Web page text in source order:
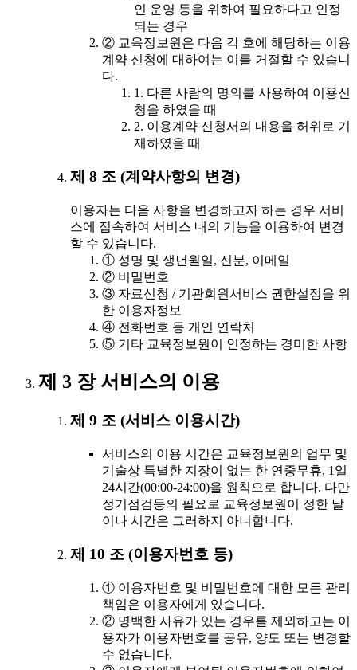
인 운영 등을 위하여 필요하다고 인정
되는 경우
② 교육정보원은 다음 각 호에 해당하는 이용
계약 신청에 대하여는 이를 거절할 수 있습니
다.
1. 다른 사람의 명의를 사용하여 이용신
청을 하였을 때
2. 이용계약 신청서의 내용을 허위로 기
재하였을 때
제 8 조 (계약사항의 변경)
이용자는 다음 사항을 변경하고자 하는 경우 서비
스에 접속하여 서비스 내의 기능을 이용하여 변경
할 수 있습니다.
① 성명 및 생년월일, 신분, 이메일
② 비밀번호
③ 자료신청 / 기관회원서비스 권한설정을 위
한 이용자정보
④ 전화번호 등 개인 연락처
⑤ 기타 교육정보원이 인정하는 경미한 사항
제 3 장 서비스의 이용
제 9 조 (서비스 이용시간)
서비스의 이용 시간은 교육정보원의 업무 및
기술상 특별한 지장이 없는 한 연중무휴, 1일
24시간(00:00-24:00)을 원칙으로 합니다. 다만
정기점검등의 필요로 교육정보원이 정한 날
이나 시간은 그러하지 아니합니다.
제 10 조 (이용자번호 등)
① 이용자번호 및 비밀번호에 대한 모든 관리
책임은 이용자에게 있습니다.
② 명백한 사유가 있는 경우를 제외하고는 이
용자가 이용자번호를 공유, 양도 또는 변경할
수 없습니다.